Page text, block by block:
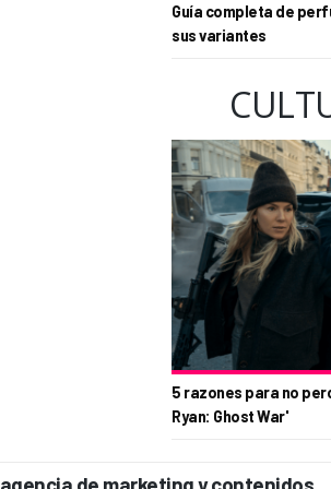
Guía completa de
sus variantes
5 razones para no
Ryan: Ghost War'